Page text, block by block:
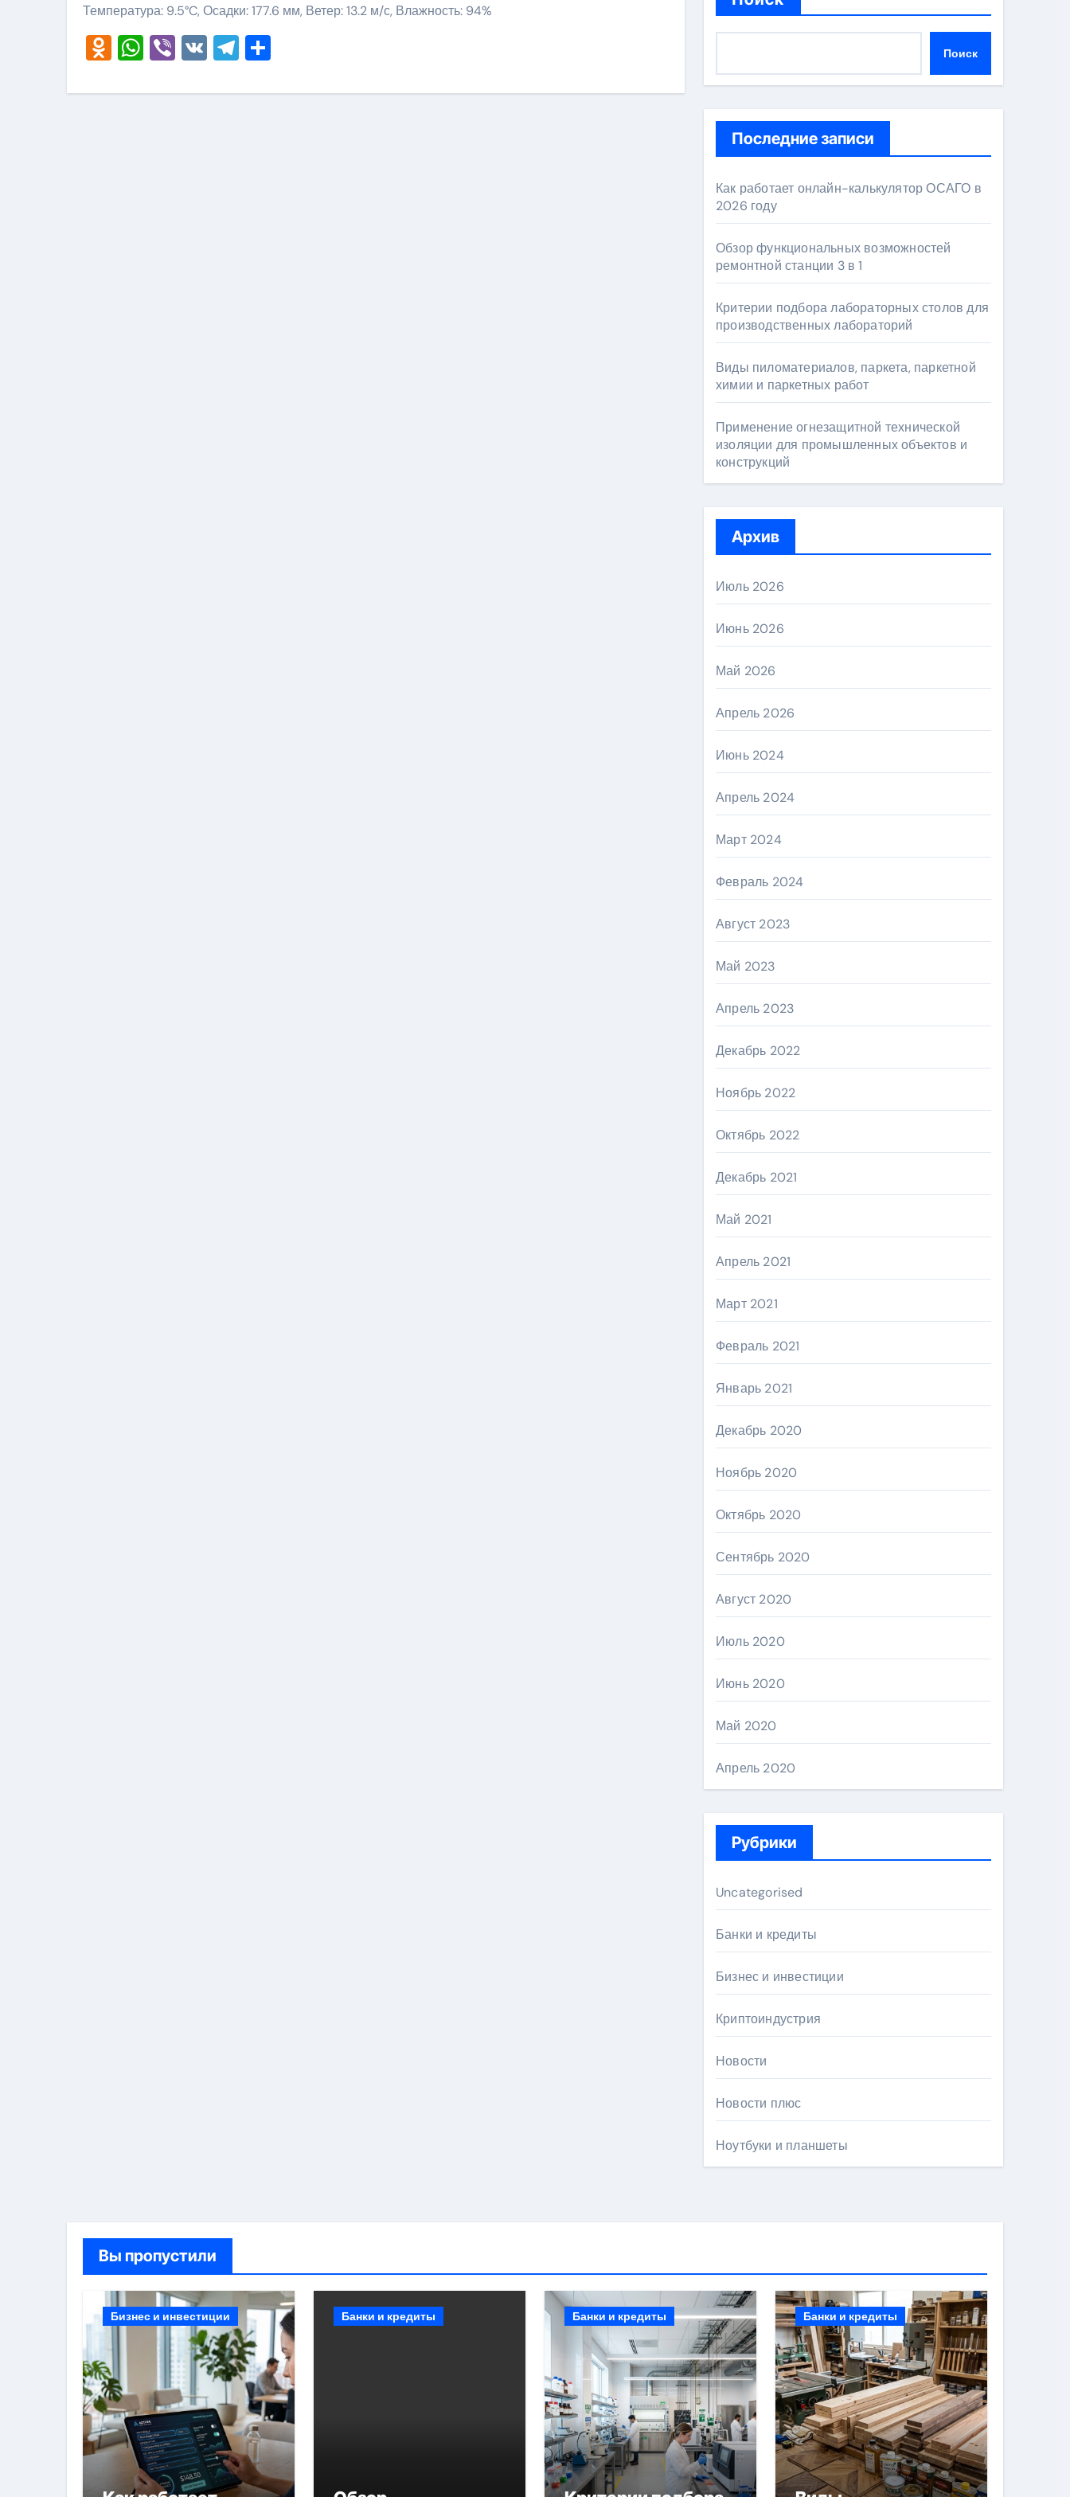
Температура: 9.5°C, Осадки: 177.6 мм, Ветер: 13.2 м/с, Влажность: 94%
Odnoklassniki
WhatsApp
Viber
VKTelegram Поиск
Последние записи
Как работает онлайн-калькулятор ОСАГО в
2026 году
Обзор функциональных возможностей
ремонтной станции 3 в 1
Критерии подбора лабораторных столов для
производственных лабораторий
Виды пиломатериалов, паркета, паркетной
химии и паркетных работ
Применение огнезащитной технической
изоляции для промышленных объектов и
конструкций
Архив
Июль 2026
Июнь 2026
Май 2026
Апрель 2026
Июнь 2024
Апрель 2024
Март 2024
Февраль 2024
Август 2023
Май 2023
Апрель 2023
Декабрь 2022
Ноябрь 2022
Октябрь 2022
Декабрь 2021
Май 2021
Апрель 2021
Март 2021
Февраль 2021
Январь 2021
Декабрь 2020
Ноябрь 2020
Октябрь 2020
Сентябрь 2020
Август 2020
Июль 2020
Июнь 2020
Май 2020
Апрель 2020
Рубрики
Uncategorised
Банки и кредиты
Бизнес и инвестиции
Криптоиндустрия
Новости
Новости плюс
Ноутбуки и планшеты
Вы пропустили
Бизнес и инвестиции Банки и кредиты Банки и кредиты Банки и кредиты